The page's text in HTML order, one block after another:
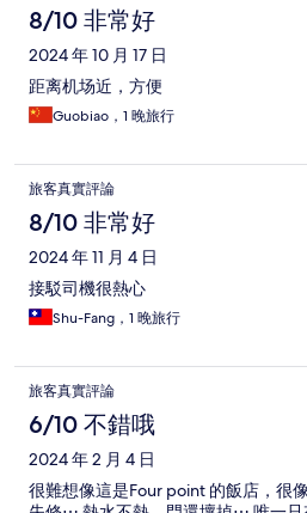
論
8/10 非常好
2024 年 10 月 17 日
距离机场近，方便
Guobiao，1 晚旅行
旅客真實評論
8/10 非常好
2024 年 11 月 4 日
接駁司機很熱心
Shu-Fang，1 晚旅行
旅客真實評論
6/10 不錯哦
2024 年 2 月 4 日
很難想像這是Four point 的飯店，很